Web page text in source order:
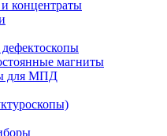
концентраты
магниты
для МПД